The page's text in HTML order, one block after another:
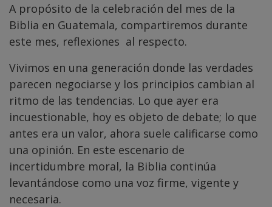
A propósito de la celebración del mes de la
Biblia en Guatemala, compartiremos durante
este mes, reflexiones al respecto.
Vivimos en una generación donde las verdades
parecen negociarse y los principios cambian al
ritmo de las tendencias. Lo que ayer era
incuestionable, hoy es objeto de debate; lo que
antes era un valor, ahora suele calificarse como
una opinión. En este escenario de
incertidumbre moral, la Biblia continúa
levantándose como una voz firme, vigente y
necesaria.